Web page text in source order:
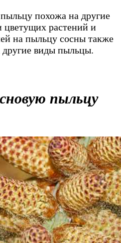
похожа на другие
цветущих растений и
на пыльцу сосны также
другие виды пыльцы.
пыльцу